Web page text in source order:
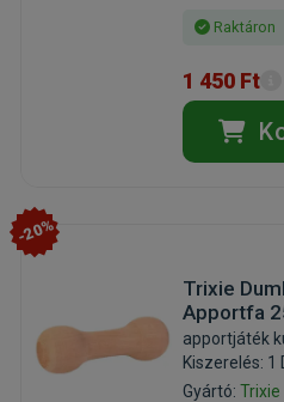
Raktáron
1 450 Ft
-20%
Trixie
Apportfa
apportjáték
Kiszerelés: 1
Gyártó:Trixie